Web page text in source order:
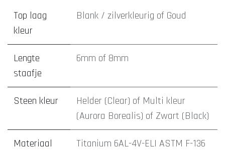
Top laag
kleur
Blank / zilverkleurig of Goud
Lengte
staafje
6mm of 8mm
Steen kleur Helder (Clear) of Multi kleur
(Aurora Borealis) of Zwart (Black)
Materiaal Titanium 6AL-4V-ELI ASTM F-136